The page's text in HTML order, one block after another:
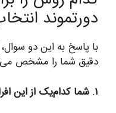
دورتموند
با پاسخ به این دو
دقیق شما را مشخص
۱. شما کدام‌یک از این افراد هستید؟